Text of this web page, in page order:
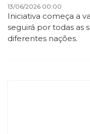
13/06/2026 00:00
Iniciativa começa a
seguirá por todas as
diferentes nações.